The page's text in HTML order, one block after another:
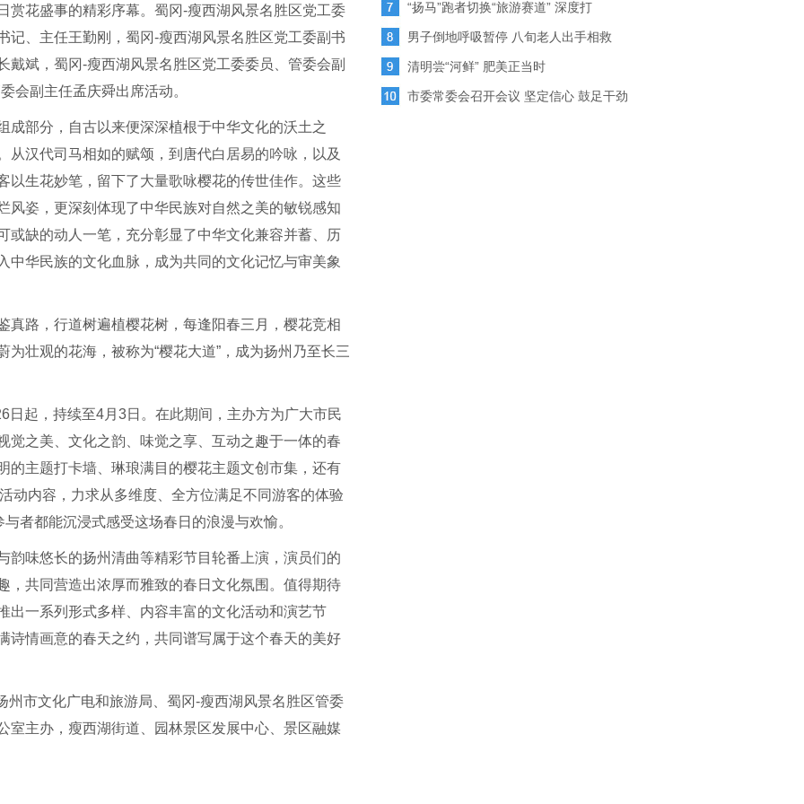
“扬马”跑者切换“旅游赛道” 深度打
男子倒地呼吸暂停 八旬老人出手相救
清明尝“河鲜” 肥美正当时
市委常委会召开会议 坚定信心 鼓足干劲
赏花盛事的精彩序幕。蜀冈-瘦西湖风景名胜区党工委
记、主任王勤刚，蜀冈-瘦西湖风景名胜区党工委副书
戴斌，蜀冈-瘦西湖风景名胜区党工委委员、管委会副
会副主任孟庆舜出席活动。
成部分，自古以来便深深植根于中华文化的沃土之
从汉代司马相如的赋颂，到唐代白居易的吟咏，以及
以生花妙笔，留下了大量歌咏樱花的传世佳作。这些
风姿，更深刻体现了中华民族对自然之美的敏锐感知
或缺的动人一笔，充分彰显了中华文化兼容并蓄、历
中华民族的文化血脉，成为共同的文化记忆与审美象
真路，行道树遍植樱花树，每逢阳春三月，樱花竞相
壮观的花海，被称为“樱花大道”，成为扬州乃至长三
日起，持续至4月3日。在此期间，主办方为广大市民
觉之美、文化之韵、味觉之享、互动之趣于一体的春
的主题打卡墙、琳琅满目的樱花主题文创市集，还有
动内容，力求从多维度、全方位满足不同游客的体验
者都能沉浸式感受这场春日的浪漫与欢愉。
韵味悠长的扬州清曲等精彩节目轮番上演，演员们的
，共同营造出浓厚而雅致的春日文化氛围。值得期待
出一系列形式多样、内容丰富的文化活动和演艺节
诗情画意的春天之约，共同谱写属于这个春天的美好
市文化广电和旅游局、蜀冈-瘦西湖风景名胜区管委
室主办，瘦西湖街道、园林景区发展中心、景区融媒